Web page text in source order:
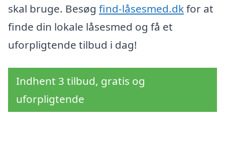
skal bruge. Besøg find-låsesmed.dkfor at
finde din lokale låsesmed og få et
uforpligtende tilbud i dag!
Indhent 3 tilbud, gratis og
uforpligtende